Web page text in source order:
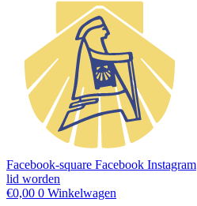
Facebook-square Facebook Instagram
lid worden
€0,00 0 Winkelwagen